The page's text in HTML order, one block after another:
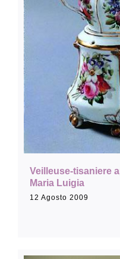
Sala Maria Luigia
Veilleuse-tisaniere
Maria Luigia
12 Agosto 2009